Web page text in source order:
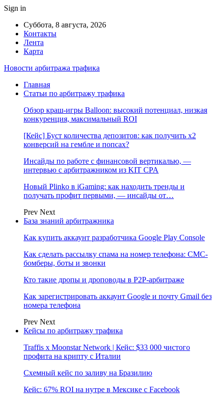
Sign in
Суббота, 8 августа, 2026
Контакты
Лента
Карта
Новости арбитража трафика
Главная
Статьи по арбитражу трафика
Обзор краш-игры Balloon: высокий потенциал, низкая
конкуренция, максимальный ROI
[Кейс] Буст количества депозитов: как получить х2
конверсий на гембле и попсах?
Инсайды по работе с финансовой вертикалью, —
интервью с арбитражником из KIT CPA
Новый Plinko в iGaming: как находить тренды и
получать профит первыми, — инсайды от…
Prev Next
База знаний арбитражника
Как купить аккаунт разработчика Google Play Console
Как сделать рассылку спама на номер телефона: СМС-
бомберы, боты и звонки
Кто такие дропы и дроповоды в P2P-арбитраже
Как зарегистрировать аккаунт Google и почту Gmail без
номера телефона
Prev Next
Кейсы по арбитражу трафика
Traffis x Moonstar Network | Кейс: $33 000 чистого
профита на крипту с Италии
Схемный кейс по заливу на Бразилию
Кейс: 67% ROI на нутре в Мексике с Facebook